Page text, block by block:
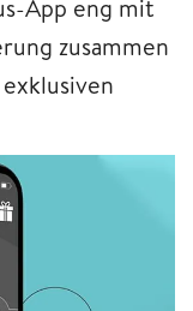
App eng mit
zusammen